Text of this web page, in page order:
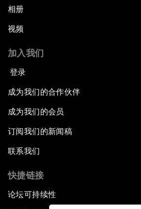
相册
视频
加入我们
登录
成为我们的合作伙伴
成为我们的会员
订阅我们的新闻稿
联系我们
快捷链接
论坛可持续性